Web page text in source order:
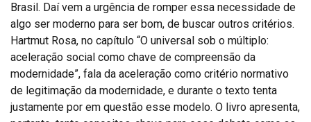
Brasil. Daí vem a urgência de romper essa necessidade de
algo ser moderno para ser bom, de buscar outros critérios.
Hartmut Rosa, no capítulo “O universal sob o múltiplo:
aceleração social como chave de compreensão da
modernidade”, fala da aceleração como critério normativo
de legitimação da modernidade, e durante o texto tenta
justamente por em questão esse modelo. O livro apresenta,